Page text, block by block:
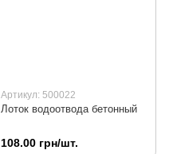
Артикул: 500022
Лоток водоотвода бетонный
108.00 грн/шт.